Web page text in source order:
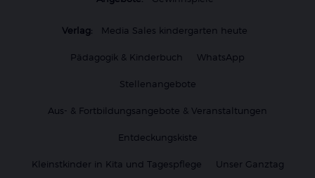
Verlag: Media Sales kindergarten heute
Pädagogik & Kinderbuch WhatsApp
Stellenangebote
Aus- & Fortbildungsangebote & Veranstaltungen
Entdeckungskiste
Kleinstkinder in Kita und Tagespflege Unser Ganztag